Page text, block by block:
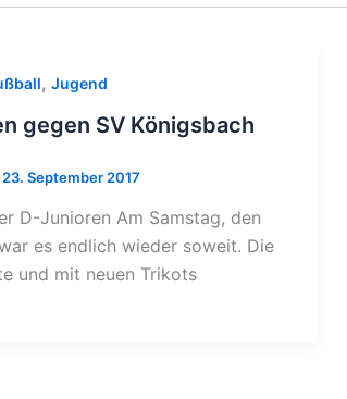
, Jugend
gegen SV Königsbach
23. September 2017
D-Junioren Am Samstag, den
es endlich wieder soweit. Die
und mit neuen Trikots